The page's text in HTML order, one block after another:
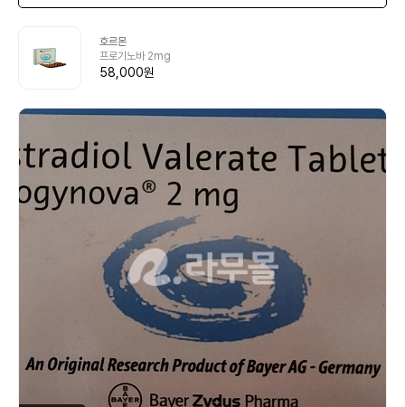
호르몬
프로기노바 2mg
58,000원